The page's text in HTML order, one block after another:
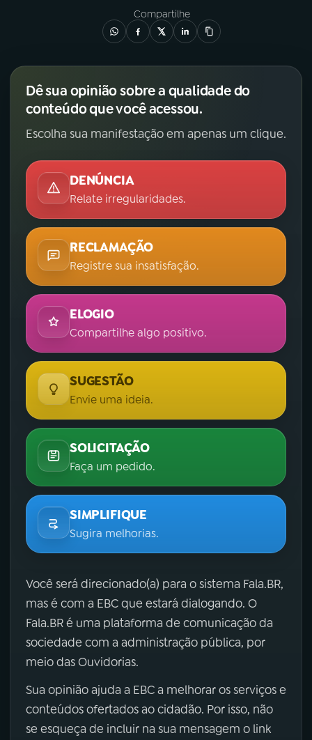
Compartilhe
Dê sua opinião sobre a qualidade do
conteúdo que você acessou.
Escolha sua manifestação em apenas um clique.
DENÚNCIA
Relate irregularidades.
RECLAMAÇÃO
Registre sua insatisfação.
ELOGIO
Compartilhe algo positivo.
SUGESTÃO
Envie uma ideia.
SOLICITAÇÃO
Faça um pedido.
SIMPLIFIQUE
Sugira melhorias.
Você será direcionado(a) para o sistema Fala.BR,
mas é com a EBC que estará dialogando. O
Fala.BR é uma plataforma de comunicação da
sociedade com a administração pública, por
meio das Ouvidorias.
Sua opinião ajuda a EBC a melhorar os serviços e
conteúdos ofertados ao cidadão. Por isso, não
se esqueça de incluir na sua mensagem o link